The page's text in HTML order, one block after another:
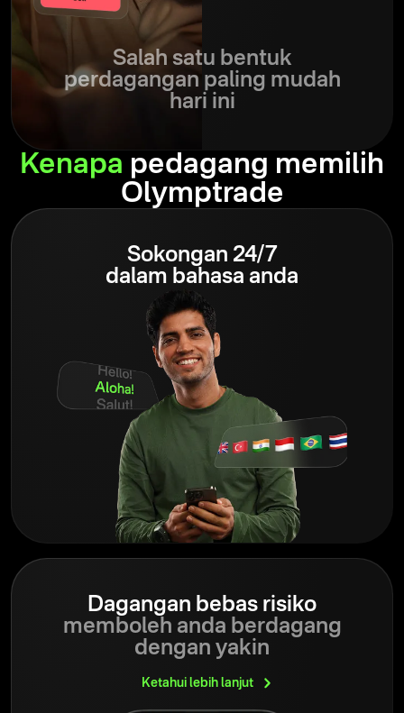
Salah satu bentuk
perdagangan paling mudah
hari ini
Kenapa pedagang memilih
Olymptrade
Sokongan 24/7
dalam bahasa anda
Dagangan bebas risiko
memboleh anda berdagang
dengan yakin
Ketahui lebih lanjut